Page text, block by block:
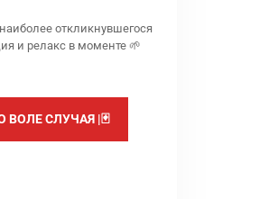
откликнувшегося
и релакс в моменте 🌱
ВОЛЕ СЛУЧАЯ |🃏